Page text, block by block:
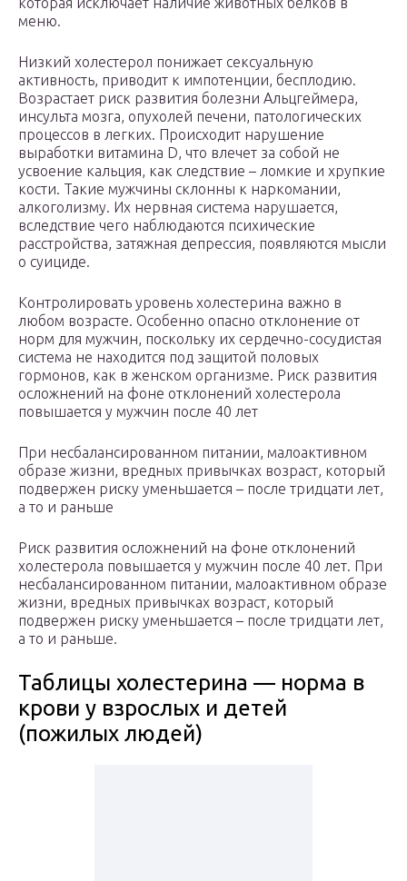
меню.
Низкий холестерол понижает сексуальную
активность, приводит к импотенции, бесплодию.
Возрастает риск развития болезни Альцгеймера,
инсульта мозга, опухолей печени, патологических
процессов в легких. Происходит нарушение
выработки витамина D, что влечет за собой не
усвоение кальция, как следствие – ломкие и хрупкие
кости. Такие мужчины склонны к наркомании,
алкоголизму. Их нервная система нарушается,
вследствие чего наблюдаются психические
расстройства, затяжная депрессия, появляются мысли
о суициде.
Контролировать уровень холестерина важно в
любом возрасте. Особенно опасно отклонение от
норм для мужчин, поскольку их сердечно-сосудистая
система не находится под защитой половых
гормонов, как в женском организме. Риск развития
осложнений на фоне отклонений холестерола
повышается у мужчин после 40 лет
При несбалансированном питании, малоактивном
образе жизни, вредных привычках возраст, который
подвержен риску уменьшается – после тридцати лет,
а то и раньше
Риск развития осложнений на фоне отклонений
холестерола повышается у мужчин после 40 лет. При
несбалансированном питании, малоактивном образе
жизни, вредных привычках возраст, который
подвержен риску уменьшается – после тридцати лет,
а то и раньше.
Таблицы холестерина — норма в
крови у взрослых и детей
(пожилых людей)